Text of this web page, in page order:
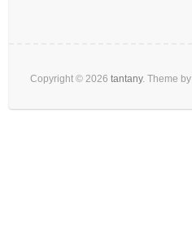
Copyright © 2026 tantany. Theme by